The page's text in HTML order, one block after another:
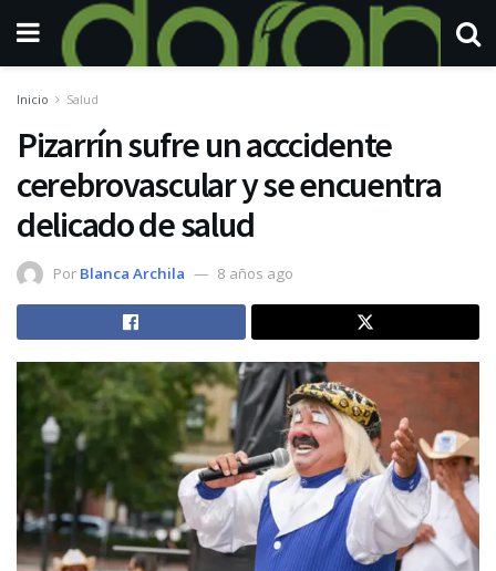
Inicio Salud
Pizarrín sufre un acccidente
cerebrovascular y se encuentra
delicado de salud
Por Blanca Archila 8 años ago